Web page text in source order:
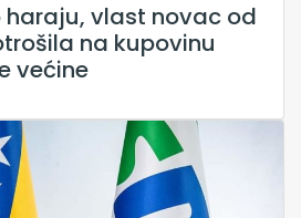
haraju, vlast novac od
na kupovinu
većine